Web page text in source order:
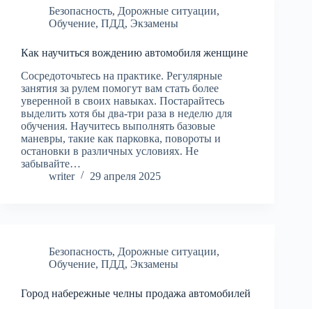
Безопасность, Дорожные ситуации,
Обучение, ПДД, Экзамены
Как научиться вождению автомобиля женщине
Сосредоточьтесь на практике. Регулярные
занятия за рулем помогут вам стать более
уверенной в своих навыках. Постарайтесь
выделить хотя бы два-три раза в неделю для
обучения. Научитесь выполнять базовые
маневры, такие как парковка, повороты и
остановки в различных условиях. Не
забывайте…
writer
29 апреля 2025
Безопасность, Дорожные ситуации,
Обучение, ПДД, Экзамены
Город набережные челны продажа автомобилей